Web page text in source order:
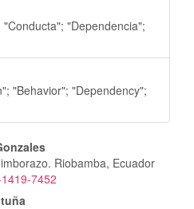
"Dependencia";
"Behavior"; "Dependency";
Riobamba, Ecuador
7452